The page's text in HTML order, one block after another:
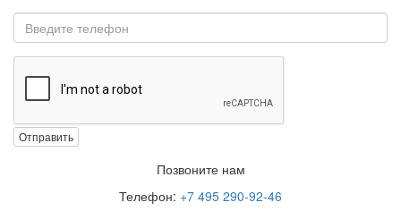
Отправить
Позвоните нам
Телефон: +7 495 290-92-46